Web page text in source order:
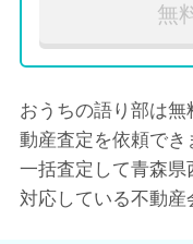
無
おうちの語り部は
動産査定を依頼でき
一括査定して青森
対応している不動産